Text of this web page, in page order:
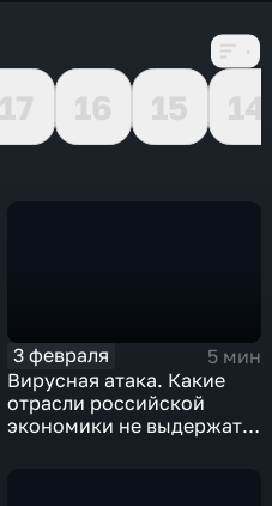
17 16 15
14
3 февраля
5 мин
Вирусная атака. Какие
отрасли российской
экономики не выдержат